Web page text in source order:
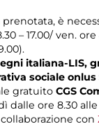
è
– 17.00/ ven.
italiana-LIS,
sociale
gratuito CGS
ore 8.30 alle
con